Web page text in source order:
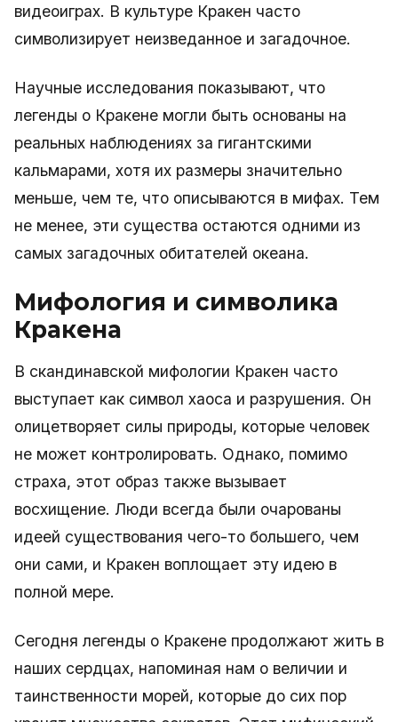
видеоиграх. В культуре Кракен часто
символизирует неизведанное и загадочное.
Научные исследования показывают, что
легенды о Кракене могли быть основаны на
реальных наблюдениях за гигантскими
кальмарами, хотя их размеры значительно
меньше, чем те, что описываются в мифах. Тем
не менее, эти существа остаются одними из
самых загадочных обитателей океана.
Мифология и символика
Кракена
В скандинавской мифологии Кракен часто
выступает как символ хаоса и разрушения. Он
олицетворяет силы природы, которые человек
не может контролировать. Однако, помимо
страха, этот образ также вызывает
восхищение. Люди всегда были очарованы
идеей существования чего-то большего, чем
они сами, и Кракен воплощает эту идею в
полной мере.
Сегодня легенды о Кракене продолжают жить в
наших сердцах, напоминая нам о величии и
таинственности морей, которые до сих пор